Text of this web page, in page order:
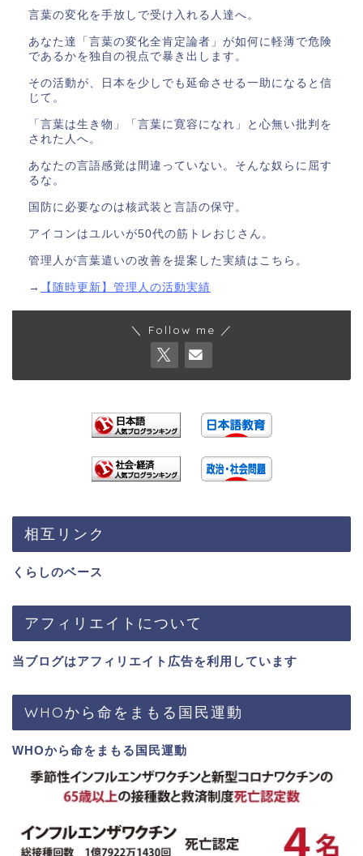
言葉の変化を手放しで受け入れる人達へ。
あなた達「言葉の変化全肯定論者」が如何に軽薄で危険
であるかを独自の視点で暴き出します。
その活動が、日本を少しでも延命させる一助になると信
じて。
「言葉は生き物」「言葉に寛容になれ」と心無い批判を
された人へ。
あなたの言語感覚は間違っていない。そんな奴らに屈す
るな。
国防に必要なのは核武装と言語の保守。
アイコンはユルいが50代の筋トレおじさん。
管理人が言葉遣いの改善を提案した実績はこちら。
→ 【随時更新】管理人の活動実績
＼ Follow me ／
相互リンク
くらしのベース
アフィリエイトについて
当ブログはアフィリエイト広告を利用しています
WHOから命をまもる国民運動
WHOから命をまもる国民運動